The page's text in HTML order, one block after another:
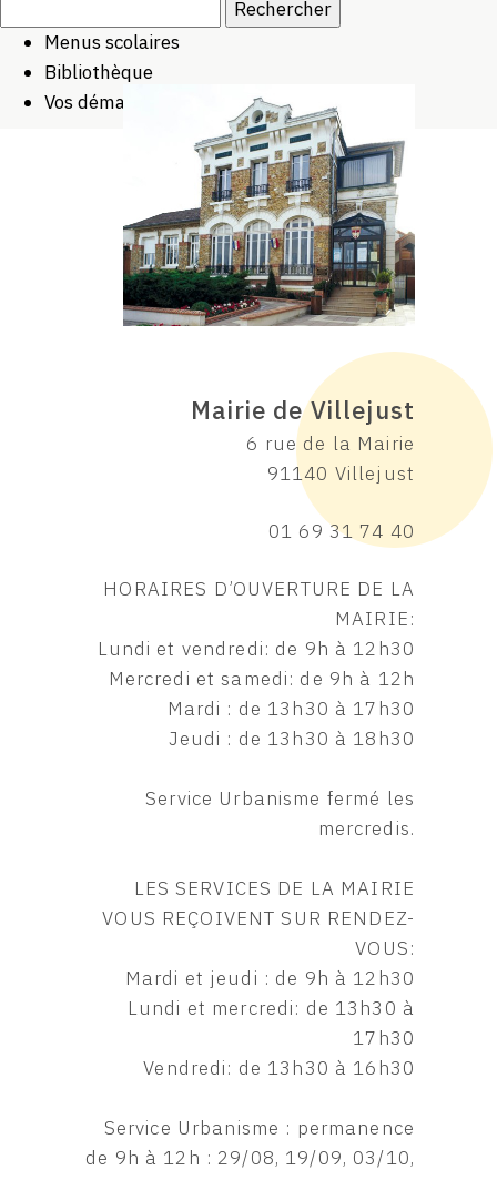
Menus scolaires
Bibliothèque
Vos démarches
Mairie de Villejust
6 rue de la Mairie
91140 Villejust
01 69 31 74 40
HORAIRES D’OUVERTURE DE LA
MAIRIE:
Lundi et vendredi: de 9h à 12h30
Mercredi et samedi: de 9h à 12h
Mardi : de 13h30 à 17h30
Jeudi : de 13h30 à 18h30
Service Urbanisme fermé les
mercredis.
LES SERVICES DE LA MAIRIE
VOUS REÇOIVENT SUR RENDEZ-
VOUS:
Mardi et jeudi : de 9h à 12h30
Lundi et mercredi: de 13h30 à
17h30
Vendredi: de 13h30 à 16h30
Service Urbanisme : permanence
de 9h à 12h : 29/08, 19/09, 03/10,